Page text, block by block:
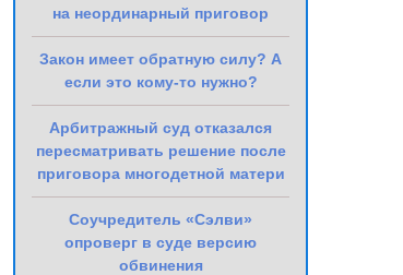
на неординарный приговор
Закон имеет обратную силу? А
если это кому-то нужно?
Арбитражный суд отказался
пересматривать решение после
приговора многодетной матери
Соучредитель «Сэлви»
опроверг в суде версию
обвинения